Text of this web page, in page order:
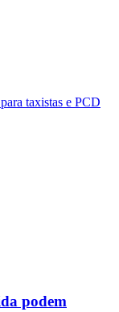
taxistas e PCD
podem